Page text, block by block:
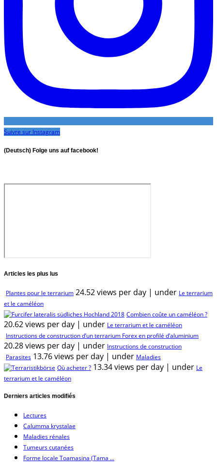
Suivre sur Instagram
(Deutsch) Folge uns auf facebook!
Articles les plus lus
Plantes pour le terrarium 24.52 views per day | under Le terrarium
et le caméléon
Combien coûte un caméléon ?
20.62 views per day | under Le terrarium et le caméléon
Instructions de construction d’un terrarium Forex en profilé d’aluminium
20.28 views per day | under Instructions de construction
Parasites 13.76 views per day | under Maladies
Où acheter ? 13.34 views per day | under Le
terrarium et le caméléon
Derniers articles modifiés
Lectures
Calumma krystalae
Maladies rénales
Tumeurs cutanées
Forme locale Toamasina (Tama ...